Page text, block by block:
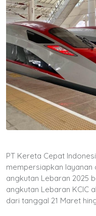
PT Kereta Cepat
mempersiapkan layanan
angkutan Lebaran 2025
angkutan Lebaran KCIC
dari tanggal 21 Maret